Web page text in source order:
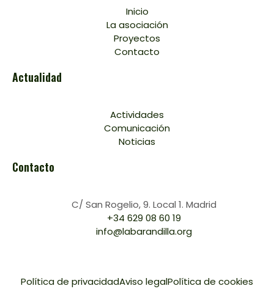
Inicio
La asociación
Proyectos
Contacto
Actualidad
Actividades
Comunicación
Noticias
Contacto
C/ San Rogelio, 9. Local 1. Madrid
+34 629 08 60 19
info@labarandilla.org
Política de privacidadAviso legalPolítica de cookies